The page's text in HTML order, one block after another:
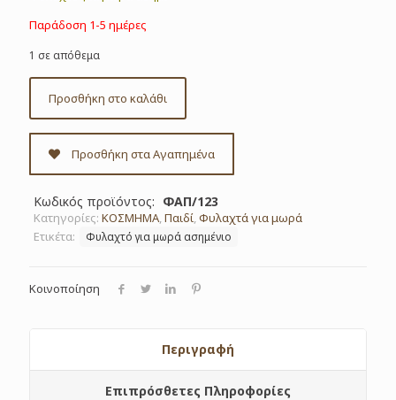
Παράδοση 1-5 ημέρες
1 σε απόθεμα
Προσθήκη στο καλάθι
Προσθήκη στα Αγαπημένα
Κωδικός προϊόντος: ΦΑΠ/123
Κατηγορίες: ΚΟΣΜΗΜΑ,Παιδί,Φυλαχτά για μωρά
Ετικέτα:
Φυλαχτό για μωρά ασημένιο
Κοινοποίηση
Περιγραφή
Επιπρόσθετες Πληροφορίες